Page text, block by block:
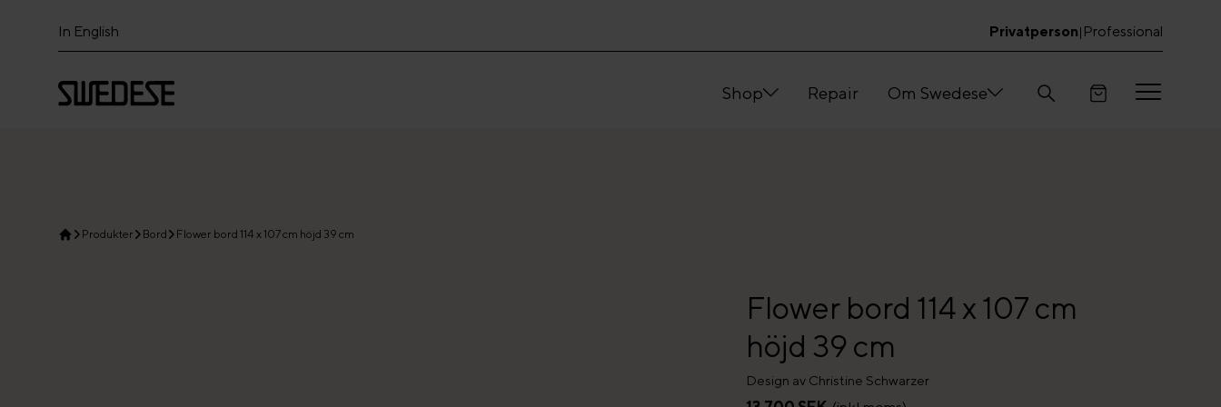
In English Privatperson| Professional
Shop Repair Om Swedese
Produkter Bord Flower bord 114 x 107 cm höjd 39 cm
Flower bord 114 x 107 cm
höjd 39 cm
Design av Christine Schwarzer